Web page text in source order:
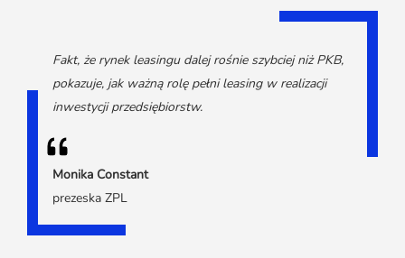
Fakt, że rynek leasingu dalej rośnie szybciej niż PKB,
pokazuje, jak ważną rolę pełni leasing w realizacji
inwestycji przedsiębiorstw.
Monika Constant
prezeska ZPL